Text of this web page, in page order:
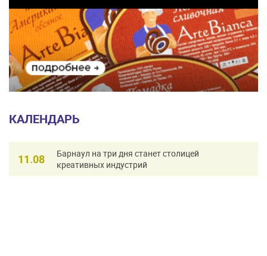
КАЛЕНДАРЬ
11.08
Барнаул на три дня станет столицей
креативных индустрий